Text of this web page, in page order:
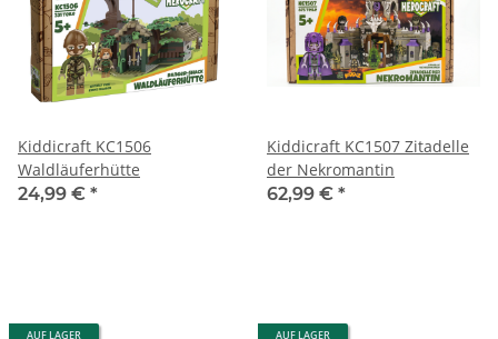
Kiddicraft KC1506
Waldläuferhütte
24,99 € *
Kiddicraft KC1507 Zitadelle
der Nekromantin
62,99 € *
AUF LAGER AUF LAGER